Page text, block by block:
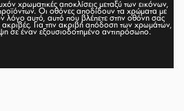
χρωματικές αποκλίσεις μεταξύ των εικόνων,
Οι οθόνες αποδίδουν τα χρώματα με
λόγο αυτό, αυτό που βλέπετε στην οθόνη σας
ακριβές. Για την ακριβή απόδοση των χρωμάτων,
σε έναν εξουσιοδοτημένο αντιπρόσωπο.